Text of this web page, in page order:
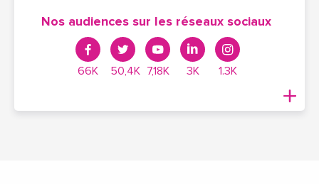
Nos audiences sur les réseaux sociaux
66K 50,4K 7,18K 3K 1.3K